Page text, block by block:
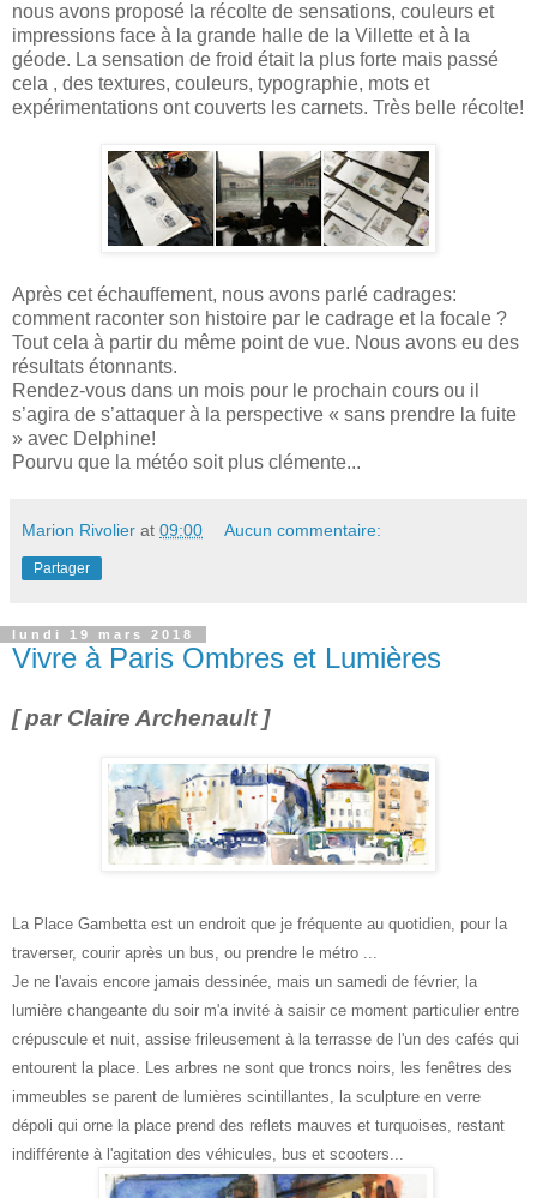
nous avons proposé la récolte de sensations, couleurs et
impressions face à la grande halle de la Villette et à la
géode. La sensation de froid était la plus forte mais passé
cela , des textures, couleurs, typographie, mots et
expérimentations ont couverts les carnets. Très belle récolte!
Après cet échauffement, nous avons parlé cadrages:
comment raconter son histoire par le cadrage et la focale ?
Tout cela à partir du même point de vue. Nous avons eu des
résultats étonnants.
Rendez-vous dans un mois pour le prochain cours ou il
s’agira de s’attaquer à la perspective « sans prendre la fuite
» avec Delphine!
Pourvu que la météo soit plus clémente...
Marion Rivolier at 09:00 Aucun commentaire:
Partager
lundi 19 mars 2018
Vivre à Paris Ombres et Lumières
[ par Claire Archenault ]
La Place Gambetta est un endroit que je fréquente au quotidien, pour la
traverser, courir après un bus, ou prendre le métro ...
Je ne l'avais encore jamais dessinée, mais un samedi de février, la
lumière changeante du soir m'a invité à saisir ce moment particulier entre
crépuscule et nuit, assise frileusement à la terrasse de l'un des cafés qui
entourent la place. Les arbres ne sont que troncs noirs, les fenêtres des
immeubles se parent de lumières scintillantes, la sculpture en verre
dépoli qui orne la place prend des reflets mauves et turquoises, restant
indifférente à l'agitation des véhicules, bus et scooters...